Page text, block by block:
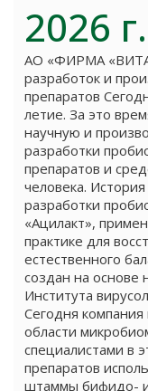
2026 г.
АО «ФИРМА
разработок и
препаратов
летие. За это
научную и
разработки
препаратов и
человека.
разработки
«Ацилакт»,
практике для
естественного
создан на основе
Института
Сегодня
области
специалистами в
препаратов
штаммы бифидо- и